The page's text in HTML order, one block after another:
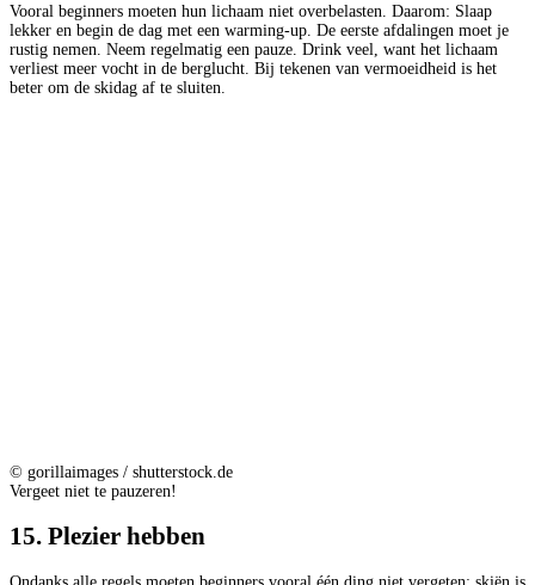
Vooral beginners moeten hun lichaam niet overbelasten. Daarom: Slaap
lekker en begin de dag met een warming-up. De eerste afdalingen moet je
rustig nemen. Neem regelmatig een pauze. Drink veel, want het lichaam
verliest meer vocht in de berglucht. Bij tekenen van vermoeidheid is het
beter om de skidag af te sluiten.
© gorillaimages / shutterstock.de
Vergeet niet te pauzeren!
15. Plezier hebben
Ondanks alle regels moeten beginners vooral één ding niet vergeten: skiën is